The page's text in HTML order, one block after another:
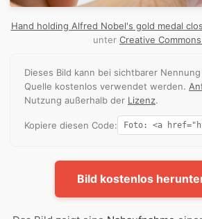
Hand holding Alfred Nobel's gold medal
unter Creative
Dieses Bild kann bei sichtbarer
Quelle kostenlos verwendet werden.
Nutzung außerhalb der Lizenz.
Kopiere diesen Code:
Bild kostenlos